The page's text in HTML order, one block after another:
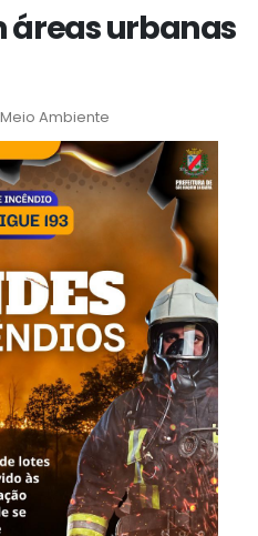
áreas urbanas
Ambiente